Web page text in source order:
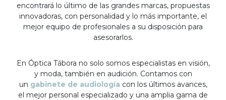
encontrará lo último de las grandes marcas, propuestas
innovadoras, con personalidad y lo más importante, el
mejor equipo de profesionales a su disposición para
asesorarlos.
En Óptica Tábora no solo somos especialistas en visión,
y moda, también en audición. Contamos con
un gabinete de audiología con los últimos avances,
el mejor personal especializado y una amplia gama de